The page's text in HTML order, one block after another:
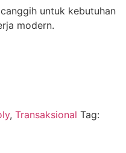
untuk kebutuhan
modern.
, Transaksional Tag: